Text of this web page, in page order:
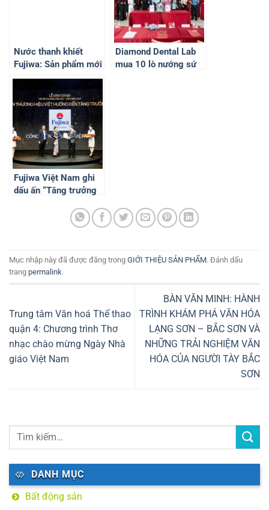
Nước thanh khiết
Fujiwa: Sản phẩm mới
góp phần nâng cao
chất lượng cuộc sống
Diamond Dental Lab
mua 10 lò nướng sứ
Fujiwa Việt Nam ghi
dấu ấn “Tăng trưởng
Thương hiệu Việt
Mục nhập này đã được đăng trong GIỚI THIỆU SẢN PHẨM. Đánh dấu
trang permalink.
Trung tâm Văn hoá Thể thao
quận 4: Chương trình Thơ
nhạc chào mừng Ngày Nhà
giáo Việt Nam
BÀN VĂN MINH: HÀNH
TRÌNH KHÁM PHÁ VĂN HÓA
LẠNG SƠN – BẮC SƠN VÀ
NHỮNG TRẢI NGHIỆM VĂN
HÓA CỦA NGƯỜI TÀY BẮC
SƠN
DANH MỤC
Bất động sản